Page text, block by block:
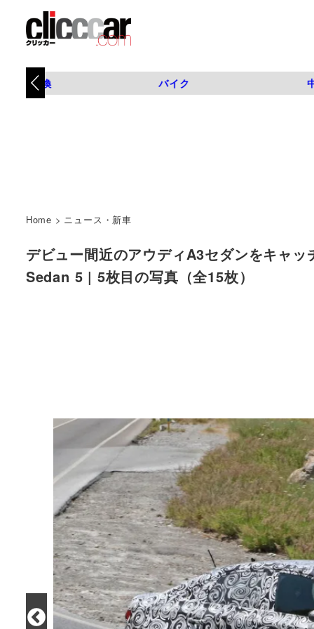
タイヤ交換 バイク
Home > ニュース・新車
デビュー間近のアウディA3セダンをキャ
Sedan 5 | 5枚目の写真（全15枚）